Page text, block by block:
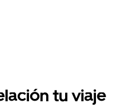
tu viaje